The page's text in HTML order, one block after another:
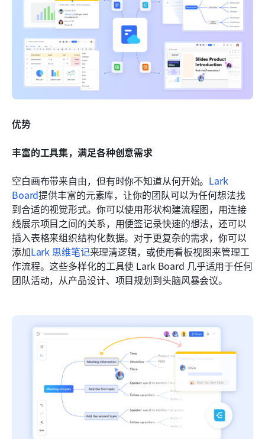
优势
丰富的工具集，满足各种创意需求
空白画布带来自由，但有时你不知道从何开始。 Lark
Board提供丰富的元素库，让你的团队可以为任何想法找
到合适的视觉形式。你可以使用形状构建流程图，用连接
线展示项目之间的关系，用便签记录快速的想法，还可以
插入表格来组织结构化数据。对于更复杂的需求，你可以
添加Lark 思维笔记来理清逻辑，或使用看板视图来管理工
作流程。这些多样化的工具使 Lark Board 几乎适用于任何
团队活动，从产品设计、项目规划到头脑风暴会议。